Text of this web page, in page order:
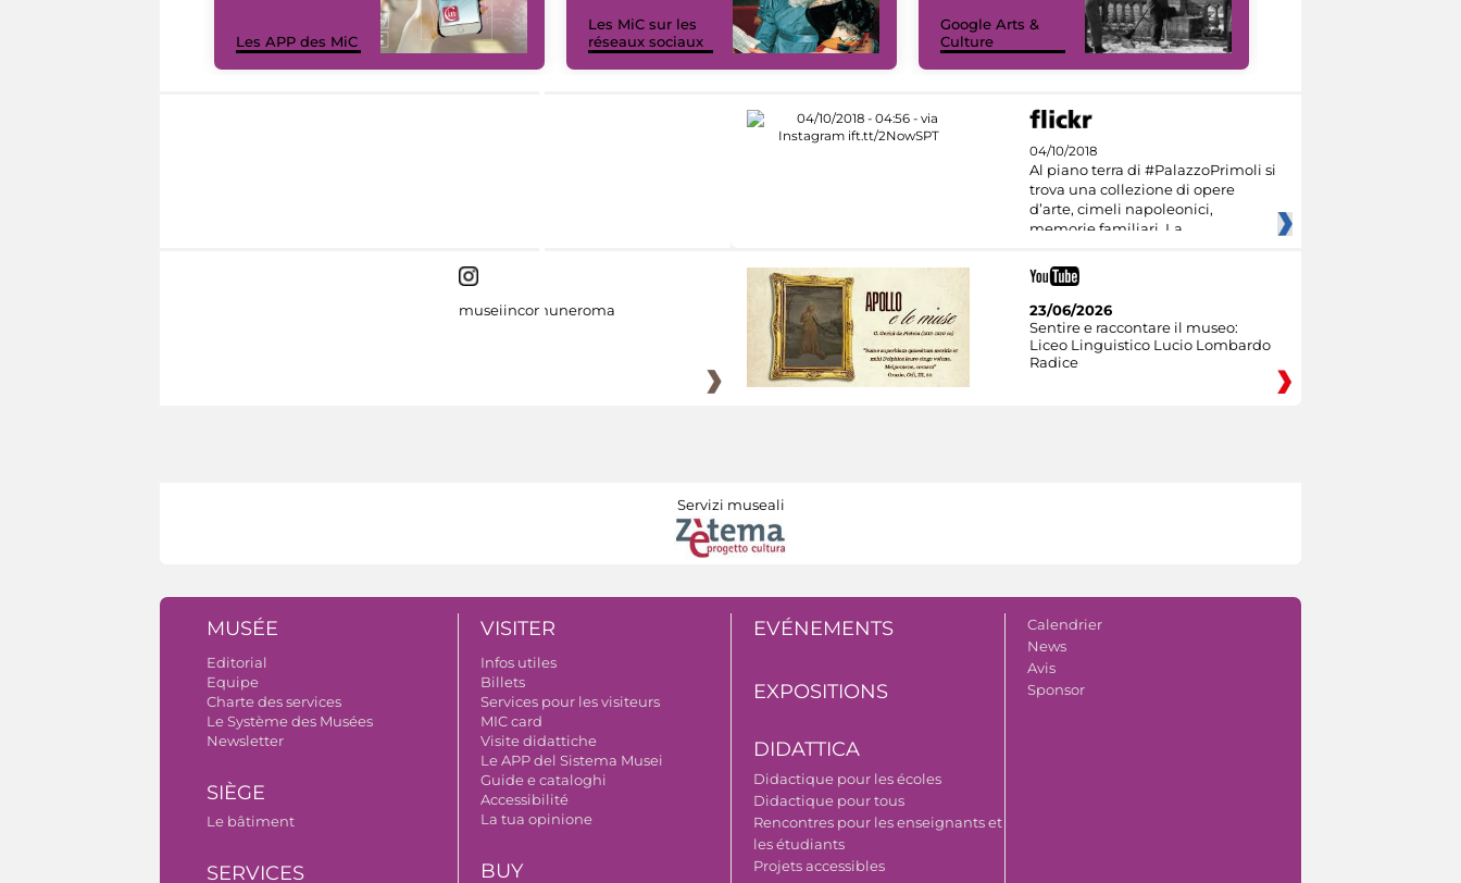
Les APP des MiC
Les MiC sur les
réseaux sociaux
Google Arts &
Culture
04/10/2018
Al piano terra di #PalazzoPrimoli si
trova una collezione di opere
d’arte, cimeli napoleonici,
memorie familiari. La
museiincomuneroma
23/06/2026
Sentire e raccontare il museo:
Liceo Linguistico Lucio Lombardo
Radice
Servizi museali
MUSÉE
Editorial
Equipe
Charte des services
Le Système des Musées
Newsletter
SIÈGE
Le bâtiment
SERVICES
VISITER
Infos utiles
Billets
Services pour les visiteurs
MIC card
Visite didattiche
Le APP del Sistema Musei
Guide e cataloghi
Accessibilité
La tua opinione
BUY
EVÉNEMENTS
EXPOSITIONS
DIDATTICA
Didactique pour les écoles
Didactique pour tous
Rencontres pour les enseignants et
les étudiants
Projets accessibles
Calendrier
News
Avis
Sponsor